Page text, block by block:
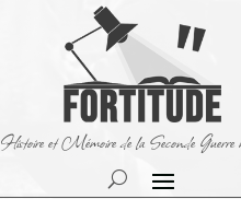
Histoire et Mémoire de la Seconde Guerre